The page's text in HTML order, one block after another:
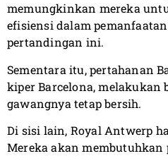
memungkinkan mereka
efisiensi dalam
pertandingan ini.
Sementara itu, pertahanan
kiper Barcelona, melakukan
gawangnya tetap bersih.
Di sisi lain, Royal Antwerp
Mereka akan